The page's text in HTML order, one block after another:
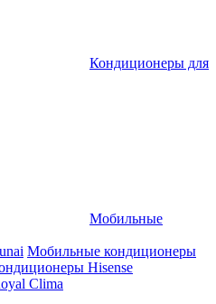
Кондиционеры для
Мобильные
Мобильные кондиционеры
Hisense
Clima